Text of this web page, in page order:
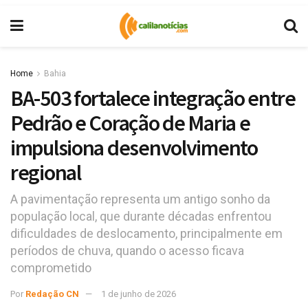
Home Bahia
BA-503 fortalece integração entre
Pedrão e Coração de Maria e
impulsiona desenvolvimento
regional
A pavimentação representa um antigo sonho da
população local, que durante décadas enfrentou
dificuldades de deslocamento, principalmente em
períodos de chuva, quando o acesso ficava
comprometido
Por Redação CN 1 de junho de 2026